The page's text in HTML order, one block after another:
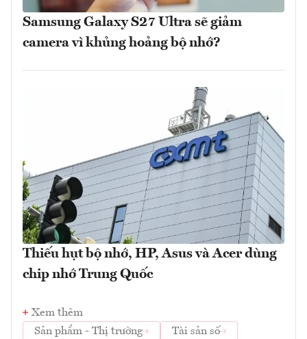
Samsung Galaxy S27 Ultra sẽ giảm
camera vì khủng hoảng bộ nhớ?
Thiếu hụt bộ nhớ, HP, Asus và Acer dùng
chip nhớ Trung Quốc
Xem thêm
Sản phẩm - Thị trường
Tài sản số